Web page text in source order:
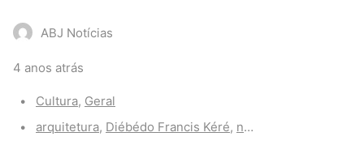
ABJ Notícias
4 anos atrás
Categories:
Cultura, Geral
Tags:
arquitetura, Diébédo Francis Kéré, nobel